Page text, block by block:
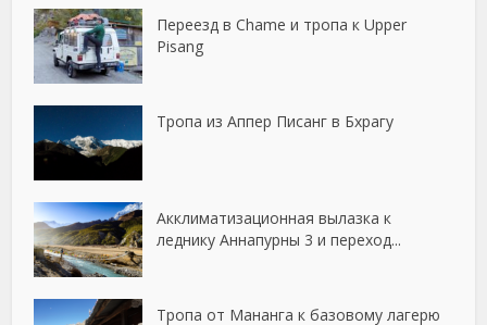
Переезд в Chame и тропа к Upper
Pisang
Тропа из Аппер Писанг в Бхрагу
Акклиматизационная вылазка к
леднику Аннапурны 3 и переход...
Тропа от Мананга к базовому лагерю